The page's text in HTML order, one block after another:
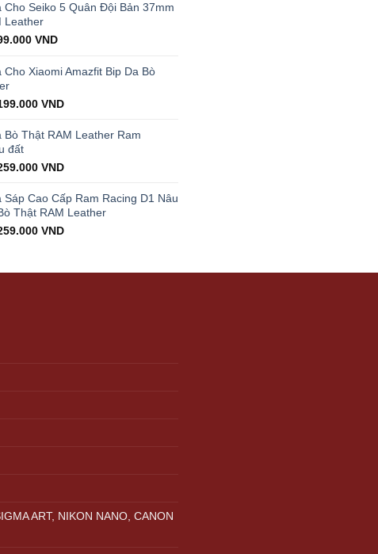
Cho Seiko 5 Quân Đội Bản 37mm
Leather
VND.
VNDCurrent
is:
199.000 VND.
Xiaomi Amazfit Bip Da Bò
VND
Bò Thật RAM Leather Ram
đất
VND
Cao Cấp Ram Racing D1 Nâu
Thật RAM Leather
VND
ART, NIKON NANO, CANON